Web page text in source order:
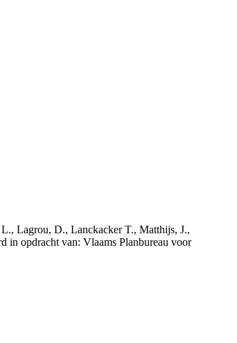
Lagrou, D., Lanckacker T., Matthijs, J.,
in opdracht van: Vlaams Planbureau voor